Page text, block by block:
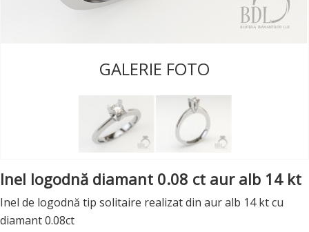
GALERIE FOTO
Inel logodnă diamant 0.08 ct aur alb 14 kt
Inel de logodnă tip solitaire realizat din aur alb 14 kt cu
diamant 0.08ct